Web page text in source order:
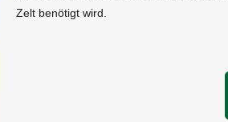
Zelt benötigt wird.